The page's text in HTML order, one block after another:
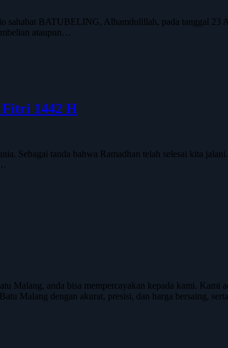
sahabat BATUBELING, Alhamdulillah, pada tanggal 23
ataupun…
Fitri 1442 H
Sebagai tanda bahwa Ramadhan telah selesai kita
Malang, anda bisa mempercayakan kepada kami. Kami
Malang dengan akurat, presisi, dan harga bersaing,